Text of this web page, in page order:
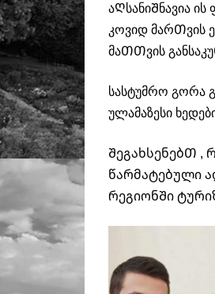
აᲦსანიᲨნავია
კოვიდ მარᲗვის
მაᲗᲗვის
სასტუმრო გორა
ულამაზესი
ᲨეგახსენებᲗ ,
წარმატებული
რეგიონᲨი